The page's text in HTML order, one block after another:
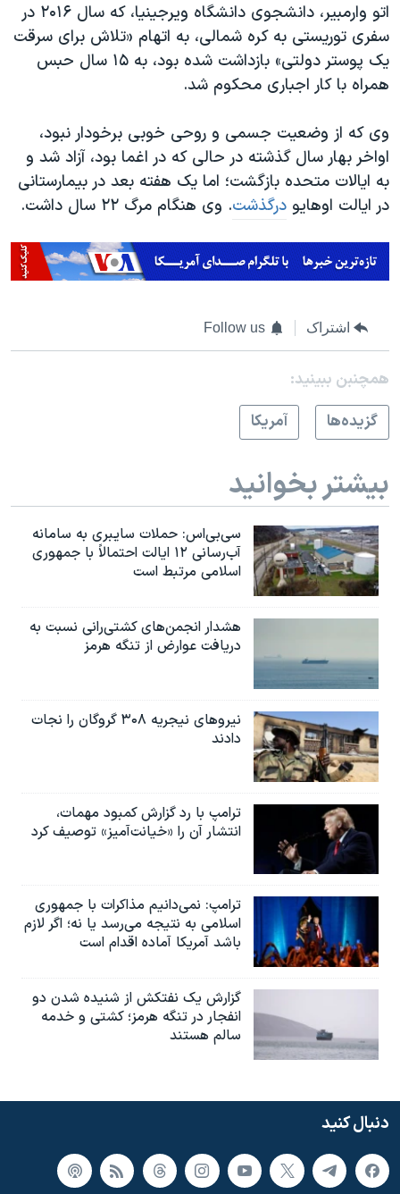
اتو وارمبیر، دانشجوی دانشگاه ویرجینیا، که سال ۲۰۱۶ در
سفری توریستی به کره شمالی، به اتهام «تلاش برای سرقت
یک پوستر دولتی» بازداشت شده بود، به ۱۵ سال حبس
همراه با کار اجباری محکوم شد.
وی که از وضعیت جسمی و روحی خوبی برخودار نبود،
اواخر بهار سال گذشته در حالی که در اغما بود، آزاد شد و
به ایالات متحده بازگشت؛ اما یک هفته بعد در بیمارستانی
در ایالت اوهایو درگذشت. وی هنگام مرگ ۲۲ سال داشت.
اشتراک Follow us
همچنبن ببینید:
گزيده‌ها
آمريکا
بیشتر بخوانید
سی‌بی‌اس: حملات سایبری به سامانه
آب‌رسانی ۱۲ ایالت احتمالاً با جمهوری
اسلامی مرتبط است
هشدار انجمن‌های کشتی‌رانی نسبت به
دریافت عوارض از تنگه هرمز
نیروهای نیجریه‌ ۳۰۸ گروگان را نجات
دادند
ترامپ با رد گزارش کمبود مهمات،
انتشار آن را «خیانت‌آمیز» توصیف کرد
ترامپ: نمی‌دانیم مذاکرات با جمهوری
اسلامی به نتیجه می‌رسد یا نه؛ اگر لازم
باشد آمریکا آماده اقدام است
گزارش یک نفتکش از شنیده شدن دو
انفجار در تنگه هرمز؛ کشتی و خدمه
سالم هستند
دنبال کنید